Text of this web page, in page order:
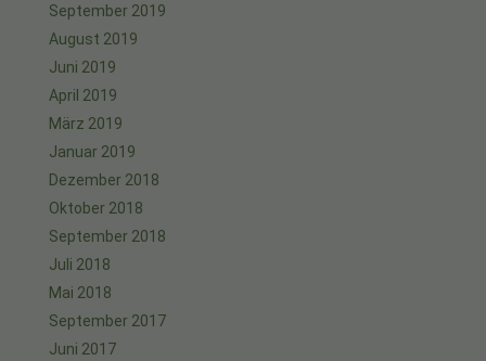
September 2019
August 2019
Juni 2019
April 2019
März 2019
Januar 2019
Dezember 2018
Oktober 2018
September 2018
Juli 2018
Mai 2018
September 2017
Juni 2017